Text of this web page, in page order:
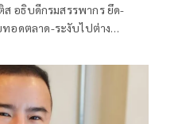
อธิบดีกรมสรรพากร ยึด-
อดตลาด-ระงับไปต่าง